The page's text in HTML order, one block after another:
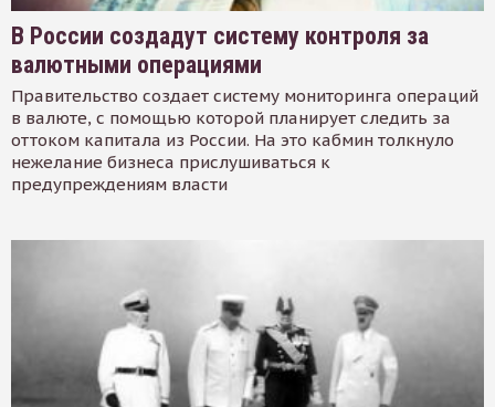
В России создадут систему контроля за
валютными операциями
Правительство создает систему мониторинга операций
в валюте, с помощью которой планирует следить за
оттоком капитала из России. На это кабмин толкнуло
нежелание бизнеса прислушиваться к
предупреждениям власти